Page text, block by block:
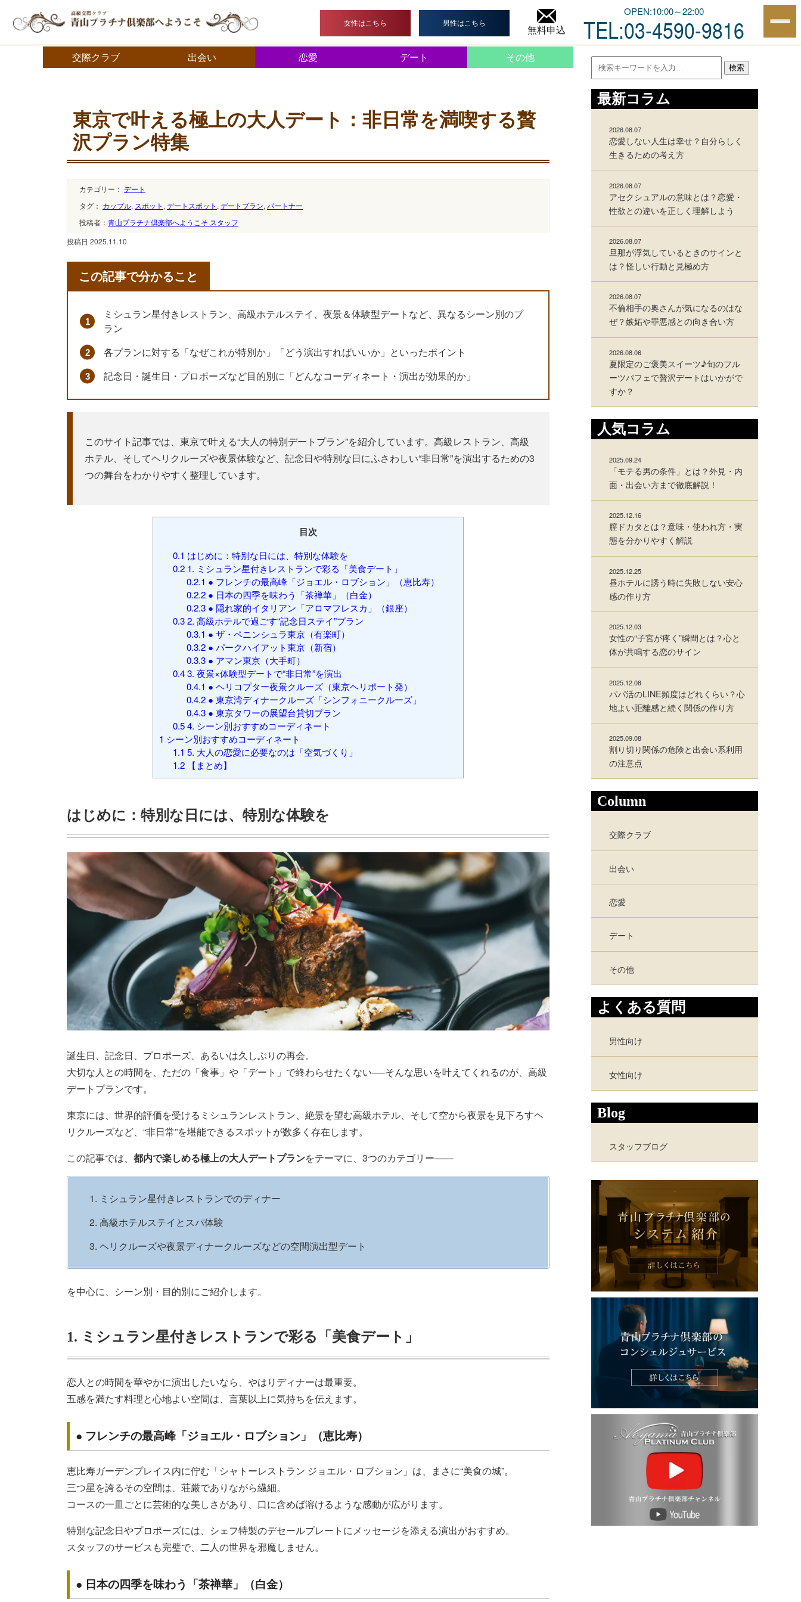
女性はこちら 男性はこちら
無料申込
OPEN:10:00～22:00
TEL:03-4590-9816
交際クラブ・デートクラブ 青山プラチナ倶楽部へようこそ > 東京で叶える極上の大人デート：非日常を満喫する贅沢プラン特集
交際クラブ 出会い 恋愛 デート その他
東京で叶える極上の大人デート：非日常を満喫する贅
沢プラン特集
カテゴリー： デート
タグ： カップル, スポット , デートスポット , デートプラン, パートナー
投稿者： 青山プラチナ倶楽部へようこそ スタッフ
投稿日 2025.11.10
この記事で分かること
ミシュラン星付きレストラン、高級ホテルステイ、夜景＆体験型デートなど、異なるシーン別のプ
ラン
各プランに対する「なぜこれが特別か」「どう演出すればいいか」といったポイント
記念日・誕生日・プロポーズなど目的別に「どんなコーディネート・演出が効果的か」
このサイト記事では、東京で叶える“大人の特別デートプラン”を紹介しています。高級レストラン、高級
ホテル、そしてヘリクルーズや夜景体験など、記念日や特別な日にふさわしい“非日常”を演出するための3
つの舞台をわかりやすく整理しています。
目次
0.1 はじめに：特別な日には、特別な体験を
0.21. ミシュラン星付きレストランで彩る「美食デート」
0.2.1 ● フレンチの最高峰「ジョエル・ロブション」（恵比寿）
0.2.2● 日本の四季を味わう「茶禅華」（白金）
0.2.3● 隠れ家的イタリアン「アロマフレスカ」（銀座）
0.32. 高級ホテルで過ごす“記念日ステイ”プラン
0.3.1 ● ザ・ペニンシュラ東京（有楽町）
0.3.2● パークハイアット東京（新宿）
0.3.3● アマン東京（大手町）
0.43. 夜景×体験型デートで“非日常”を演出
0.4.1 ● ヘリコプター夜景クルーズ（東京ヘリポート発）
0.4.2● 東京湾ディナークルーズ「シンフォニークルーズ」
0.4.3● 東京タワーの展望台貸切プラン
0.54. シーン別おすすめコーディネート
1 シーン別おすすめコーディネート
1.1 5. 大人の恋愛に必要なのは「空気づくり」
1.2【まとめ】
はじめに：特別な日には、特別な体験を
誕生日、記念日、プロポーズ、あるいは久しぶりの再会。
大切な人との時間を、ただの「食事」や「デート」で終わらせたくない──そんな思いを叶えてくれるのが、高級
デートプランです。
東京には、世界的評価を受けるミシュランレストラン、絶景を望む高級ホテル、そして空から夜景を見下ろすヘ
リクルーズなど、“非日常”を堪能できるスポットが数多く存在します。
この記事では、 都内で楽しめる極上の大人デートプランをテーマに、3つのカテゴリー――
1. ミシュラン星付きレストランでのディナー
2. 高級ホテルステイとスパ体験
3. ヘリクルーズや夜景ディナークルーズなどの空間演出型デート
を中心に、シーン別・目的別にご紹介します。
1. ミシュラン星付きレストランで彩る「美食デート」
恋人との時間を華やかに演出したいなら、やはりディナーは最重要。
五感を満たす料理と心地よい空間は、言葉以上に気持ちを伝えます。
● フレンチの最高峰「ジョエル・ロブション」（恵比寿）
恵比寿ガーデンプレイス内に佇む「シャトーレストラン ジョエル・ロブション」は、まさに“美食の城”。
三つ星を誇るその空間は、荘厳でありながら繊細。
コースの一皿ごとに芸術的な美しさがあり、口に含めば溶けるような感動が広がります。
特別な記念日やプロポーズには、シェフ特製のデセールプレートにメッセージを添える演出がおすすめ。
スタッフのサービスも完璧で、二人の世界を邪魔しません。
● 日本の四季を味わう「茶禅華」（白金）
検索
最新コラム
2026.08.07
恋愛しない人生は幸せ？自分らしく
生きるための考え方
2026.08.07
アセクシュアルの意味とは？恋愛・
性欲との違いを正しく理解しよう
2026.08.07
旦那が浮気しているときのサインと
は？怪しい行動と見極め方
2026.08.07
不倫相手の奥さんが気になるのはな
ぜ？嫉妬や罪悪感との向き合い方
2026.08.06
夏限定のご褒美スイーツ♪旬のフル
ーツパフェで贅沢デートはいかがで
すか？
人気コラム
2025.09.24
「モテる男の条件」とは？外見・内
面・出会い方まで徹底解説！
2025.12.16
膣ドカタとは？意味・使われ方・実
態を分かりやすく解説
2025.12.25
昼ホテルに誘う時に失敗しない安心
感の作り方
2025.12.03
女性の“子宮が疼く”瞬間とは？心と
体が共鳴する恋のサイン
2025.12.08
パパ活のLINE頻度はどれくらい？心
地よい距離感と続く関係の作り方
2025.09.08
割り切り関係の危険と出会い系利用
の注意点
Column
交際クラブ
出会い
恋愛
デート
その他
よくある質問
男性向け
女性向け
Blog
スタッフブログ